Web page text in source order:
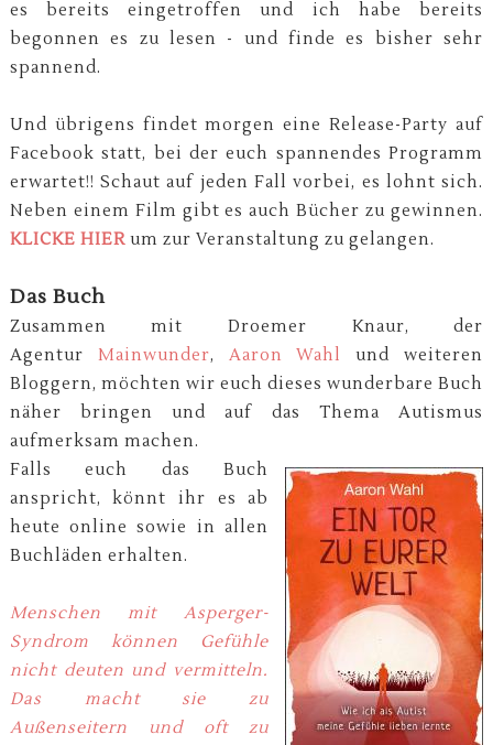
es bereits eingetroffen und ich habe bereits
begonnen es zu lesen - und finde es bisher sehr
spannend.
Und übrigens findet morgen eine Release-Party auf
Facebook statt, bei der euch spannendes Programm
erwartet!! Schaut auf jeden Fall vorbei, es lohnt sich.
Neben einem Film gibt es auch Bücher zu gewinnen.
KLICKE HIERum zur Veranstaltung zu gelangen.
Das Buch
Zusammen mit Droemer Knaur, der
Agentur Mainwunder, Aaron Wahl
und weiteren
Bloggern, möchten wir euch dieses wunderbare Buch
näher bringen und auf das Thema Autismus
aufmerksam machen.
Falls euch das Buch
anspricht, könnt ihr es ab
heute online sowie in allen
Buchläden erhalten.
Menschen mit Asperger-
Syndrom können Gefühle
nicht deuten und vermitteln.
Das macht sie zu
Außenseitern und oft zu